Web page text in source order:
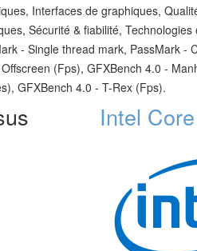
Interfaces de graphiques,
Sécurité & fiabilité, Technologies
- Single thread mark, PassMark -
(Fps), GFXBench 4.0 -
GFXBench 4.0 - T-Rex (Fps).
Intel